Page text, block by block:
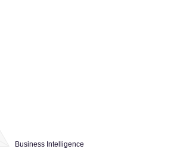
Business Intelligence